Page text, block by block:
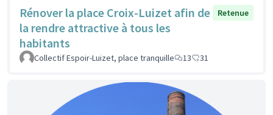
Rénover la place Croix-Luizet afin de
la rendre attractive à tous les
habitants
Retenue
Collectif Espoir-Luizet, place tranquille 13 31